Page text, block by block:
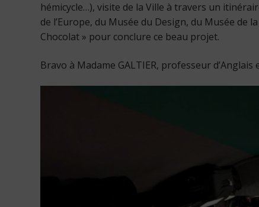
hémicycle…), visite de la Ville à travers un
de l’Europe, du Musée du Design, du Musée de
Chocolat » pour conclure ce beau projet.
Bravo à Madame GALTIER, professeur d’Anglais